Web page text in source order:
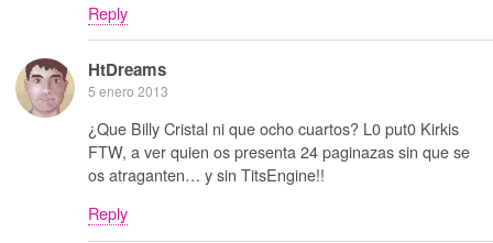
Reply
HtDreams
5 enero 2013
¿Que Billy Cristal ni que ocho cuartos? L0 put0 Kirkis
FTW, a ver quien os presenta 24 paginazas sin que se
os atraganten… y sin TitsEngine!!
Reply